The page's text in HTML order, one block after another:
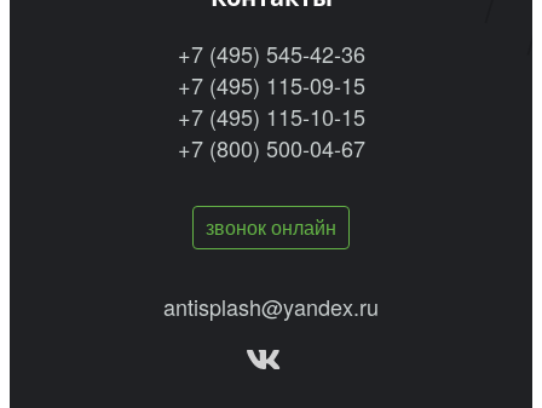
+7 (495) 545-42-36
+7 (495) 115-09-15
+7 (495) 115-10-15
+7 (800) 500-04-67
звонок онлайн
antisplash@yandex.ru